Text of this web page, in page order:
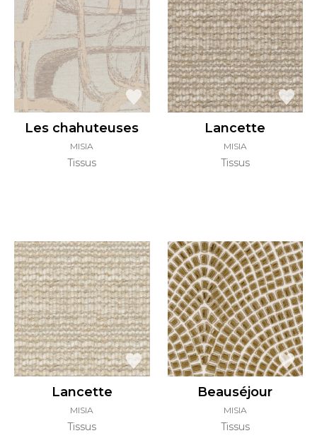
Les chahuteuses
MISIA
Tissus
Lancette
MISIA
Tissus
Lancette
MISIA
Tissus
Beauséjour
MISIA
Tissus